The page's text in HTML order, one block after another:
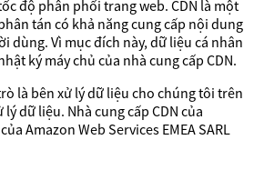
độ phân phối trang web. CDN là một
tán có khả năng cung cấp nội dung
dùng. Vì mục đích này, dữ liệu cá nhân
ký máy chủ của nhà cung cấp CDN.
là bên xử lý dữ liệu cho chúng tôi trên
dữ liệu. Nhà cung cấp CDN của
Amazon Web Services EMEA SARL